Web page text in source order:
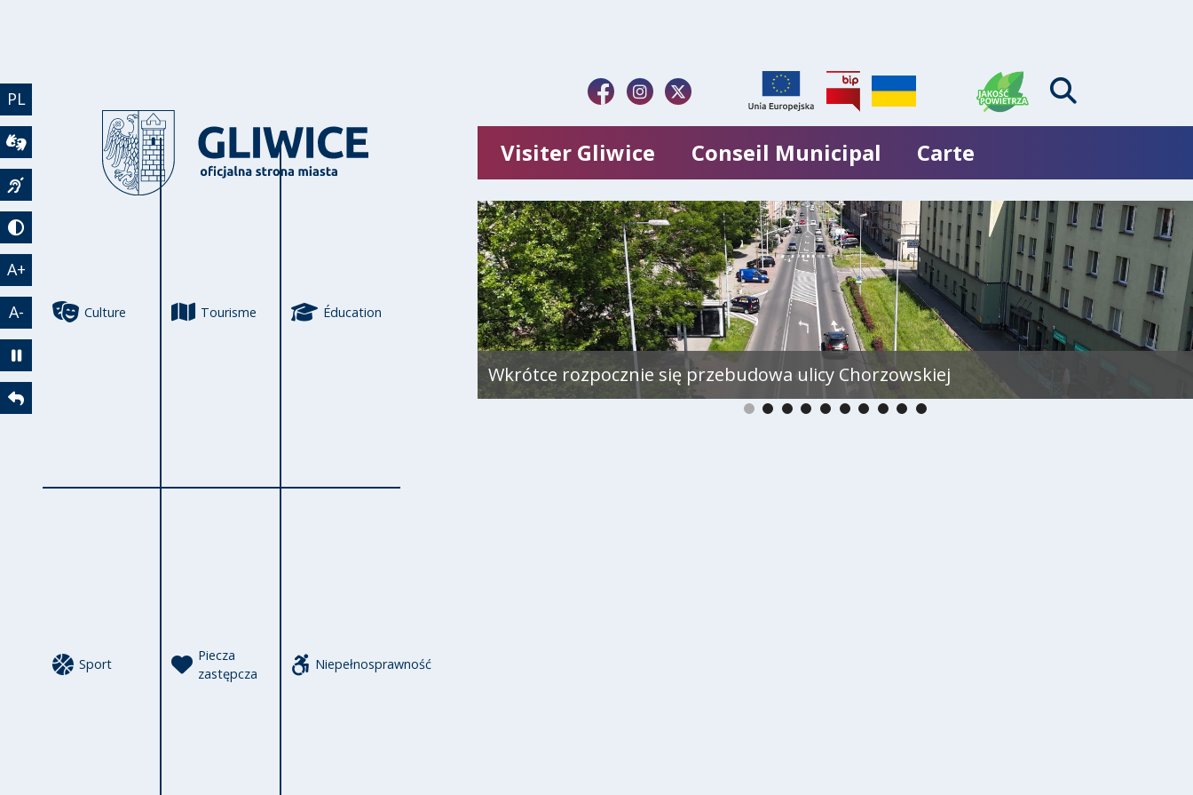
PL
Wideotłumacz
Język migowy
Tryb kontrastowy
A+
A-
Zatrzymaj animację
Powrót
Visiter Gliwice Conseil Municipal Carte
Wkrótce rozpocznie się przebudowa ulicy Chorzowskiej
Culture Tourisme Éducation
Sport
Piecza
zastępcza
Niepełnosprawność